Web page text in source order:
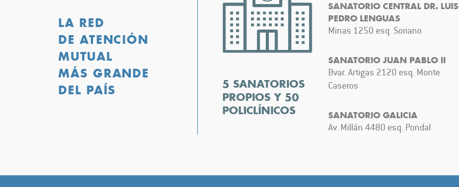
LA RED
DE ATENCIÓN
MUTUAL
MÁS GRANDE
DEL PAÍS
5 SANATORIOS
PROPIOS Y 50
POLICLÍNICOS
SANATORIO CENTRAL DR. LUIS
PEDRO LENGUAS
Minas 1250 esq. Soriano
SANATORIO JUAN PABLO II
Bvar. Artigas 2120 esq. Monte
Caseros
SANATORIO GALICIA
Av. Millán 4480 esq. Pondal